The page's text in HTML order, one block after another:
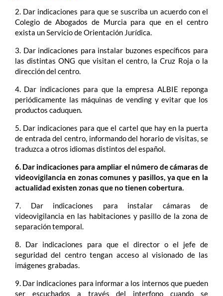
2. Dar indicaciones para que se suscriba un acuerdo con el
Colegio de Abogados de Murcia para que en el centro
exista un Servicio de Orientación Jurídica.
3. Dar indicaciones para instalar buzones específicos para
las distintas ONG que visitan el centro, la Cruz Roja o la
dirección del centro.
4. Dar indicaciones para que la empresa ALBIE reponga
periódicamente las máquinas de vending y evitar que los
productos caduquen.
5. Dar indicaciones para que el cartel que hay en la puerta
de entrada del centro, informando del horario de visitas, se
traduzca a otros idiomas distintos del español.
6. Dar indicaciones para ampliar el número de cámaras de
videovigilancia en zonas comunes y pasillos, ya que en la
actualidad existen zonas que no tienen cobertura.
7. Dar indicaciones para instalar cámaras de
videovigilancia en las habitaciones y pasillo de la zona de
separación temporal.
8. Dar indicaciones para que el director o el jefe de
seguridad del centro tengan acceso al visionado de las
imágenes grabadas.
9. Dar indicaciones para informar a los internos que pueden
ser escuchados a través del interfono cuando se